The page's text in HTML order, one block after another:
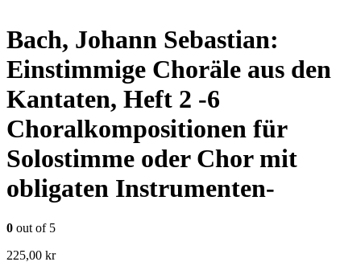
Bach, Johann Sebastian:
Einstimmige Choräle aus den
Kantaten, Heft 2 -6
Choralkompositionen für
Solostimme oder Chor mit
obligaten Instrumenten-
0 out of 5
225,00 kr